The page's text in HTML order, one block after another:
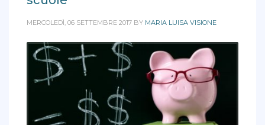
MERCOLEDÌ, 06 SETTEMBRE 2017 BY MARIA LUISA VISIONE